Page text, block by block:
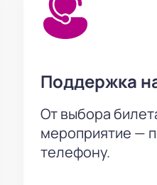
Поддержка
От выбора
мероприятие —
телефону.